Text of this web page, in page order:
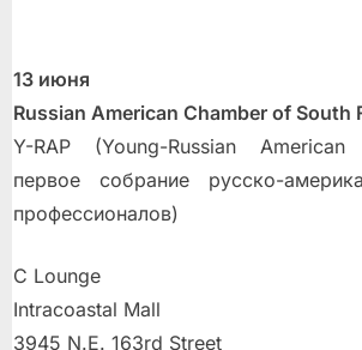
13 июня
Russian American Chamber of South
Y-RAP (Young-Russian
первое собрание русско-
профессионалов)
C Lounge
Intracoastal Mall
3945 N.E. 163rd Street